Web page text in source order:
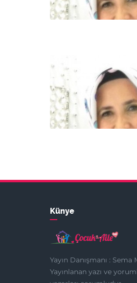
Künye
Yayın Danışmanı : Sema
Yayınlanan yazı ve